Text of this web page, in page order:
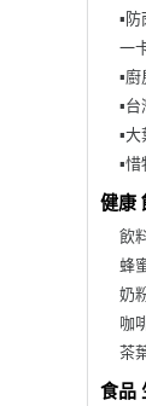
▪︎防
一
▪︎
▪︎
▪︎
▪︎惜
健康
飲
蜂
奶
咖
茶
食品